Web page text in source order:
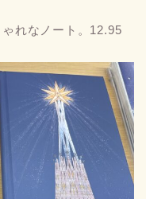
れなノート。12.95